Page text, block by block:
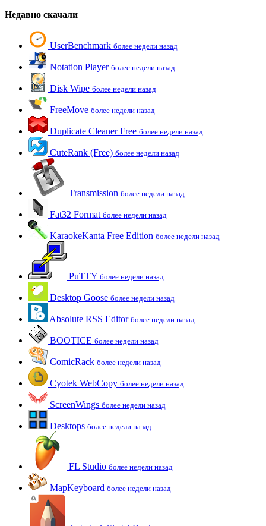
Недавно скачали
UserBenchmark более недели назад
Notation Player более недели назад
Disk Wipe более недели назад
FreeMove более недели назад
Duplicate Cleaner Free более недели назад
CuteRank (Free) более недели назад
Transmission более недели назад
Fat32 Format более недели назад
KaraokeKanta Free Edition более недели назад
PuTTY более недели назад
Desktop Goose более недели назад
Absolute RSS Editor более недели назад
BOOTICE более недели назад
ComicRack более недели назад
Cyotek WebCopy более недели назад
ScreenWings более недели назад
Desktops более недели назад
FL Studio более недели назад
MapKeyboard более недели назад